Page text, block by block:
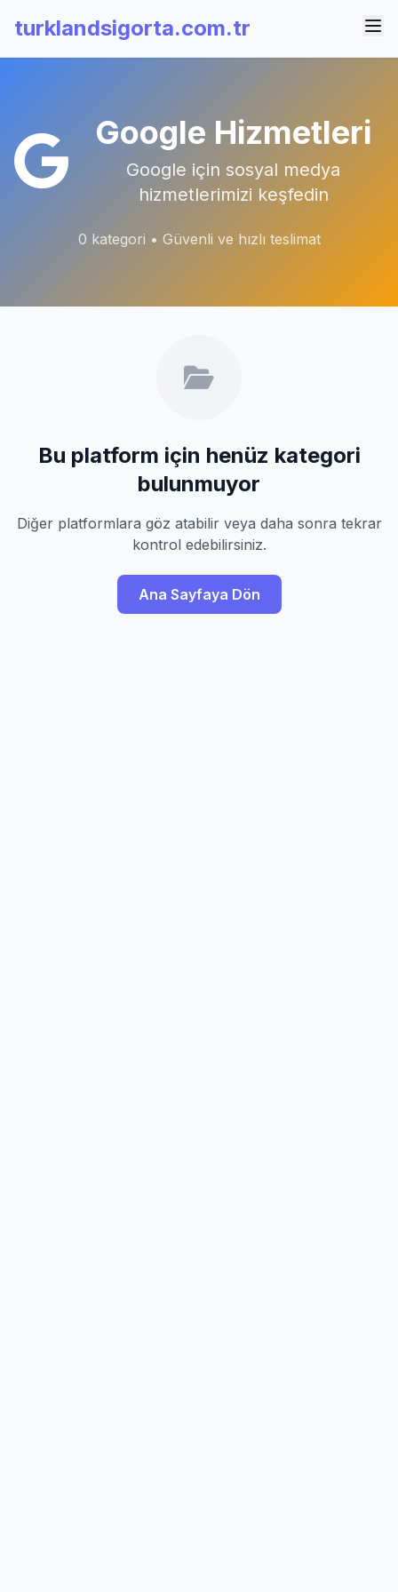
turklandsigorta.com.tr
Google Hizmetleri
Google için sosyal medya
hizmetlerimizi keşfedin
0 kategori • Güvenli ve hızlı teslimat
Bu platform için henüz kategori
bulunmuyor
Diğer platformlara göz atabilir veya daha sonra tekrar
kontrol edebilirsiniz.
Ana Sayfaya Dön